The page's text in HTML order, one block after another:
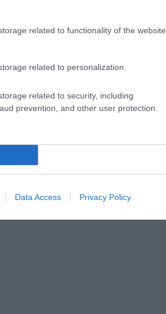
related to functionality of the website
related to personalization.
related to security, including
prevention, and other user protection.
Data Access Privacy Policy